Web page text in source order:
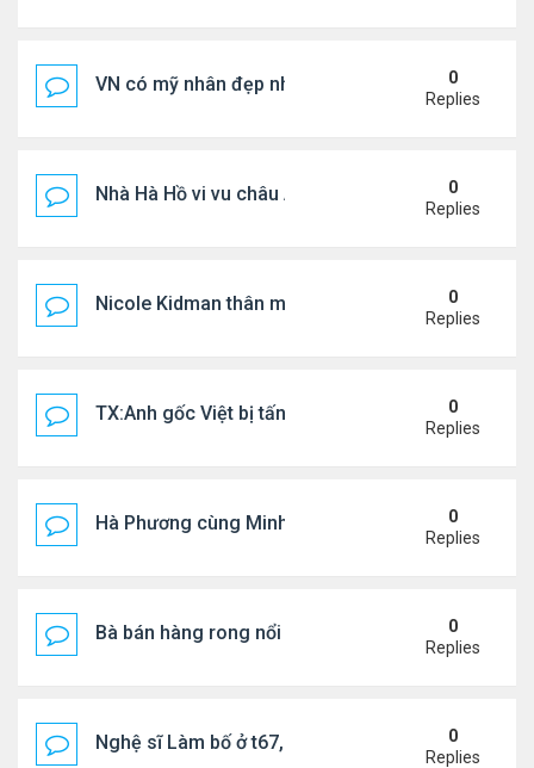
VN có mỹ nhân đẹp như búp bê bỏ showbiz lấy
0
Replies
Nhà Hà Hồ vi vu châu Âu
0
Replies
Nicole Kidman thân mật bên bf doanh nhân
0
Replies
TX:Anh gốc Việt bị tấn công dã man, khó qua khỏi
0
Replies
Hà Phương cùng Minh Tuyết đi sự kiện
0
Replies
Bà bán hàng rong nổi tiếng bị tịch thu quang gánh
0
Replies
Nghệ sĩ Làm bố ở t67, mê dưỡng da chẳng kém
0
Replies